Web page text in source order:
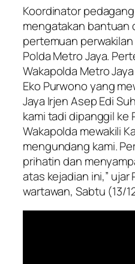
Koordinator
mengatakan bantuan
pertemuan
Polda Metro Jaya.
Wakapolda Metro
Eko Purwono yang
Jaya Irjen Asep Edi
kami tadi dipanggil ke
Wakapolda mewakili
mengundang kami.
prihatin dan
atas kejadian ini,”
wartawan, Sabtu (13/